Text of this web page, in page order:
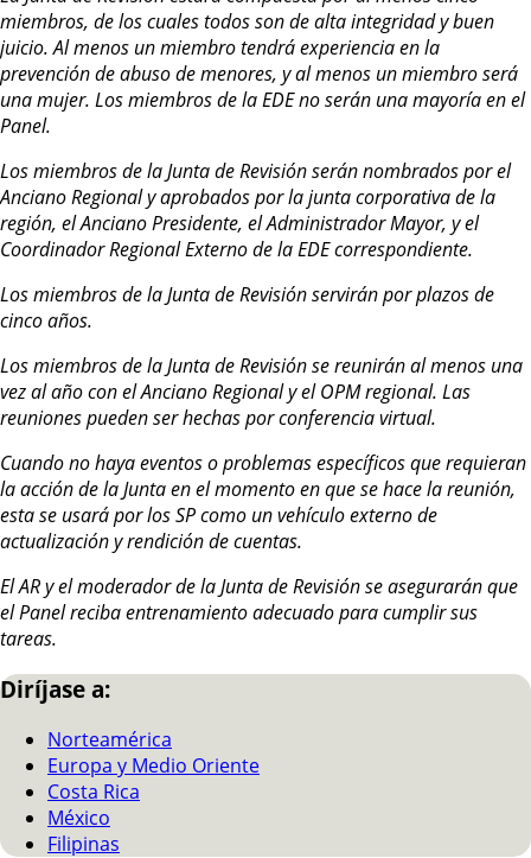
miembros, de los cuales todos son de alta integridad y buen
juicio. Al menos un miembro tendrá experiencia en la
prevención de abuso de menores, y al menos un miembro será
una mujer. Los miembros de la EDE no serán una mayoría en el
Panel.
Los miembros de la Junta de Revisión serán nombrados por el
Anciano Regional y aprobados por la junta corporativa de la
región, el Anciano Presidente, el Administrador Mayor, y el
Coordinador Regional Externo de la EDE correspondiente.
Los miembros de la Junta de Revisión servirán por plazos de
cinco años.
Los miembros de la Junta de Revisión se reunirán al menos una
vez al año con el Anciano Regional y el OPM regional. Las
reuniones pueden ser hechas por conferencia virtual.
Cuando no haya eventos o problemas específicos que requieran
la acción de la Junta en el momento en que se hace la reunión,
esta se usará por los SP como un vehículo externo de
actualización y rendición de cuentas.
El AR y el moderador de la Junta de Revisión se asegurarán que
el Panel reciba entrenamiento adecuado para cumplir sus
tareas.
Diríjase a:
Norteamérica
Europa y Medio Oriente
Costa Rica
México
Filipinas